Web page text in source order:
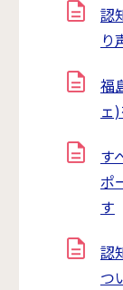
認
り
福
ェ
す
ポ
す
認
つ